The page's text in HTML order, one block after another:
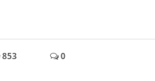
853 0